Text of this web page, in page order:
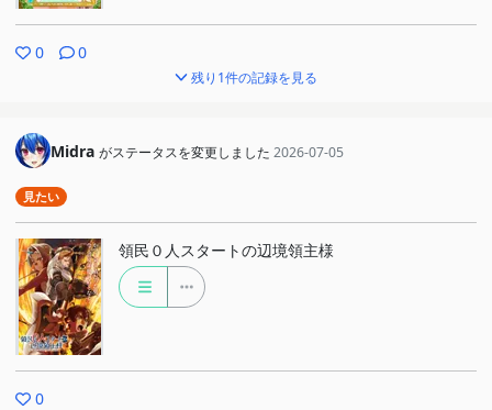
0 0
残り1件の記録を見る
Midra がステータスを変更しました 2026-07-05
見たい
領民０人スタートの辺境領主様
0